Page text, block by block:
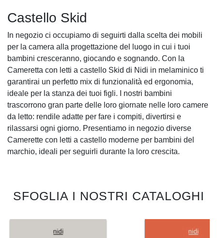
Castello Skid
In negozio ci occupiamo di seguirti dalla scelta dei mobili
per la camera alla progettazione del luogo in cui i tuoi
bambini cresceranno, giocando e sognando. Con la
Cameretta con letti a castello Skid di Nidi in melaminico ti
garantirai un perfetto mix di funzionalità ed ergonomia,
ideale per la stanza dei tuoi figli. I nostri bambini
trascorrono gran parte delle loro giornate nelle loro camere
da letto: rendile adatte per fare i compiti, divertirsi e
rilassarsi ogni giorno. Presentiamo in negozio diverse
Camerette con letti a castello moderne per bambini del
marchio, ideali per seguirli durante la loro crescita.
SFOGLIA I NOSTRI CATALOGHI